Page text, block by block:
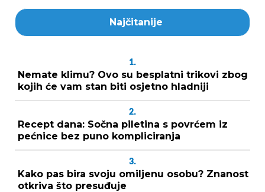
Najčitanije
1.
Nemate klimu? Ovo su besplatni trikovi zbog
kojih će vam stan biti osjetno hladniji
2.
Recept dana: Sočna piletina s povrćem iz
pećnice bez puno kompliciranja
3.
Kako pas bira svoju omiljenu osobu? Znanost
otkriva što presuđuje